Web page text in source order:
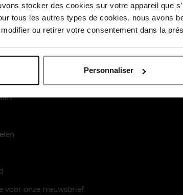
stocker des cookies sur votre appareil que
tous les autres types de cookies, nous avons
ou retirer votre consentement dans la
Personnaliser
voor onze nieuwsbrief